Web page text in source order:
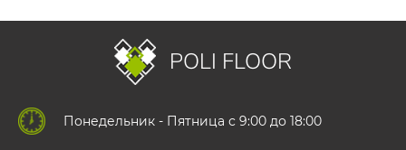
POLI FLOOR
Понедельник - Пятница с 9:00 до 18:00